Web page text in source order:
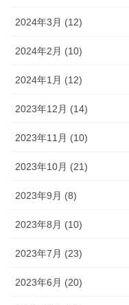
2024年3月 (12)
2024年2月 (10)
2024年1月 (12)
2023年12月 (14)
2023年11月 (10)
2023年10月 (21)
2023年9月 (8)
2023年8月 (10)
2023年7月 (23)
2023年6月 (20)